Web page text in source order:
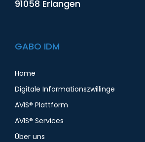
91058 Erlangen
GABO IDM
Home
Digitale Informationszwillinge
AVIS® Plattform
AVIS® Services
Über uns